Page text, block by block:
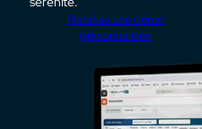
Planifiez une démo
personnalisée